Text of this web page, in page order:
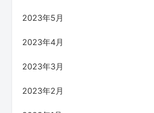
2023年5月
2023年4月
2023年3月
2023年2月